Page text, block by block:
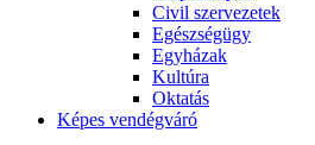
Civil szervezetek
Egészségügy
Egyházak
Kultúra
Oktatás
Képes vendégváró